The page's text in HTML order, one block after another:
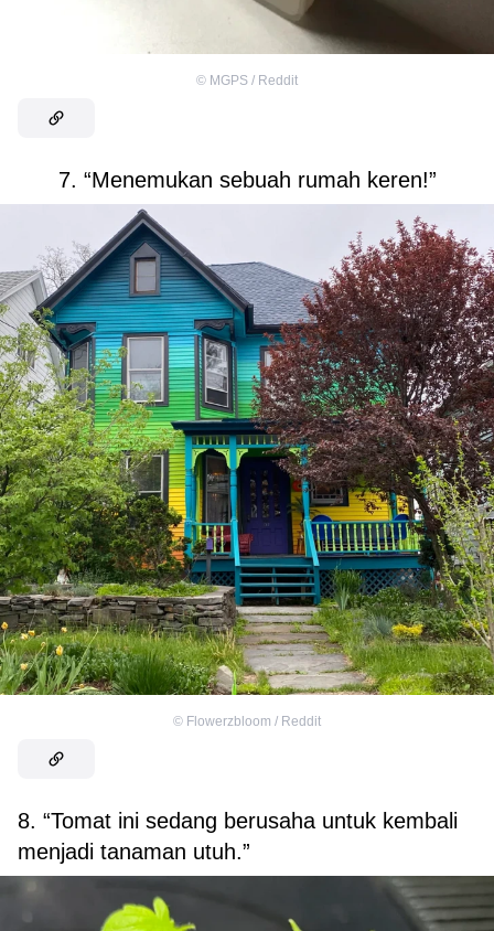
© MGPS / Reddit
7. “Menemukan sebuah rumah keren!”
© Flowerzbloom / Reddit
8. “Tomat ini sedang berusaha untuk kembali
menjadi tanaman utuh.”